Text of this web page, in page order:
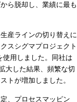
ら脱却し、業績に最も
産ラインの切り替えに
スシグマプロジェクト
用しました。同社は
大した結果、頻繁な切
トが増加しました。
、プロセスマッピン